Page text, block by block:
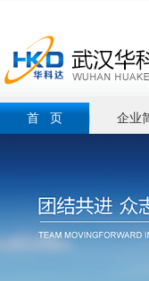
首 页 企业